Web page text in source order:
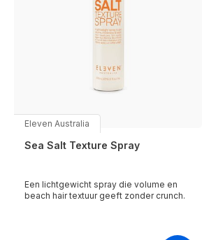
Eleven Australia
Sea Salt Texture Spray
Een lichtgewicht spray die volume en
beach hair textuur geeft zonder crunch.